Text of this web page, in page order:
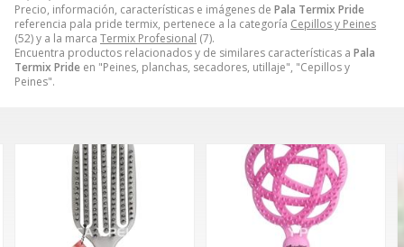
Precio, información, características e imágenes de Pala Termix Pride
referencia pala pride termix, pertenece a la categoría Cepillos y Peines
(52) y a la marca Termix Profesional (7).
Encuentra productos relacionados y de similares características a Pala
Termix Pride en "Peines, planchas, secadores, utillaje", "Cepillos y
Peines".